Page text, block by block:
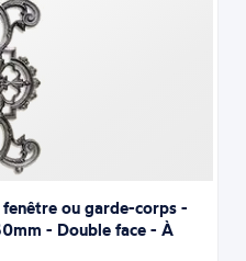
ou garde-corps -
- Double face - À